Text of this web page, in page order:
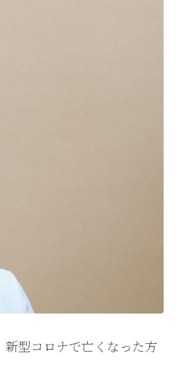
型コロナで亡くなった方